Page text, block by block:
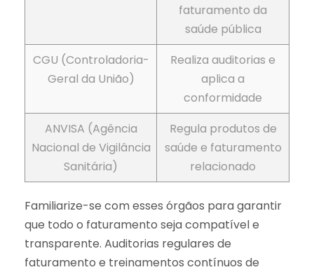
faturamento da
saúde pública
CGU (Controladoria-
Geral da União)
Realiza auditorias e
aplica a
conformidade
ANVISA (Agência
Nacional de Vigilância
Sanitária)
Regula produtos de
saúde e faturamento
relacionado
Familiarize-se com esses órgãos para garantir
que todo o faturamento seja compatível e
transparente. Auditorias regulares de
faturamento e treinamentos contínuos de